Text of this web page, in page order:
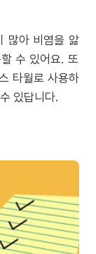
많아 비염을 앓
수 있어요. 또
타월로 사용하
있답니다.